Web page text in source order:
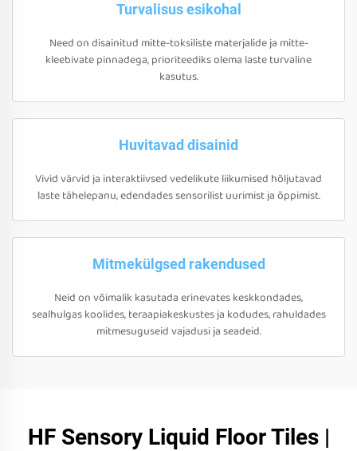
Turvalisus esikohal
Need on disainitud mitte-toksiliste materjalide ja mitte-
kleebivate pinnadega, prioriteediks olema laste turvaline
kasutus.
Huvitavad disainid
Vivid värvid ja interaktiivsed vedelikute liikumised hõljutavad
laste tähelepanu, edendades sensorilist uurimist ja õppimist.
Mitmekülgsed rakendused
Neid on võimalik kasutada erinevates keskkondades,
sealhulgas koolides, teraapiakeskustes ja kodudes, rahuldades
mitmesuguseid vajadusi ja seadeid.
HF Sensory Liquid Floor Tiles |